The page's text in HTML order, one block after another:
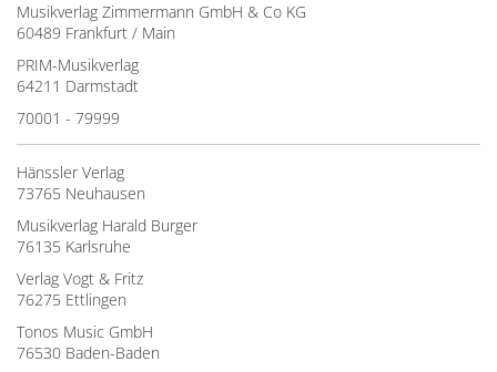
Musikverlag Zimmermann GmbH & Co KG
60489 Frankfurt / Main
PRIM-Musikverlag
64211 Darmstadt
70001 - 79999
Hänssler Verlag
73765 Neuhausen
Musikverlag Harald Burger
76135 Karlsruhe
Verlag Vogt & Fritz
76275 Ettlingen
Tonos Music GmbH
76530 Baden-Baden